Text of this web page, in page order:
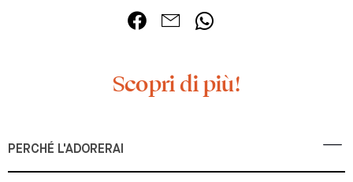
Scopri di più!
PERCHÉ L'ADORERAI